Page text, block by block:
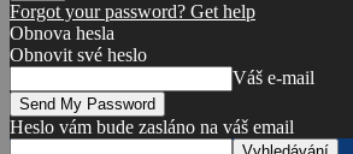
Forgot your password? Get help
Obnova hesla
Obnovit své heslo
Váš e-mail
Heslo vám bude zasláno na váš email